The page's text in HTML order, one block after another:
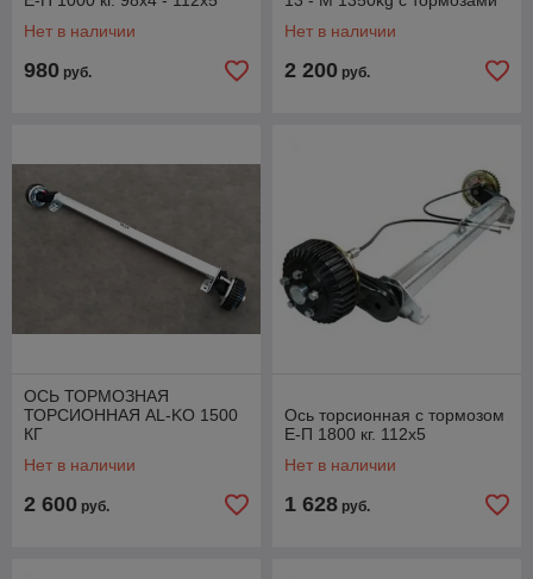
Нет в наличии
980 руб.
Нет в наличии
2 200 руб.
ОСЬ ТОРМОЗНАЯ
ТОРСИОННАЯ AL-KO 1500
КГ
Нет в наличии
2 600 руб.
Ось торсионная с тормозом
Е-П 1800 кг. 112х5
Нет в наличии
1 628 руб.